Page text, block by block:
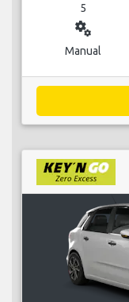
5
miscellaneous_services
Manual